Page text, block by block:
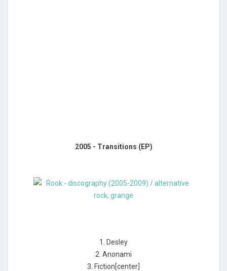
2005 - Transitions (EP)
1. Desley
2. Anonami
3. Fiction[center]